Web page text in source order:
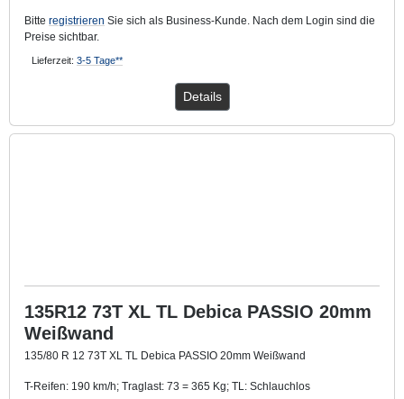
Bitte registrieren Sie sich als Business-Kunde. Nach dem Login sind die
Preise sichtbar.
Lieferzeit: 3-5 Tage**
Details
135R12 73T XL TL Debica PASSIO 20mm
Weißwand
135/80 R 12 73T XL TL Debica PASSIO 20mm Weißwand
T-Reifen: 190 km/h; Traglast: 73 = 365 Kg; TL: Schlauchlos